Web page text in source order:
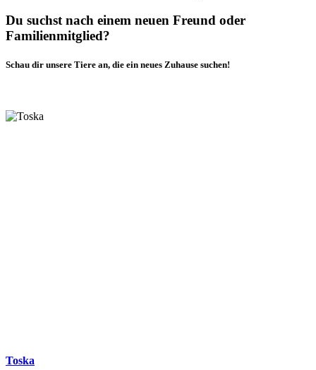
Du suchst nach einem neuen Freund oder
Familienmitglied?
Schau dir unsere Tiere an, die ein neues Zuhause suchen!
Toska